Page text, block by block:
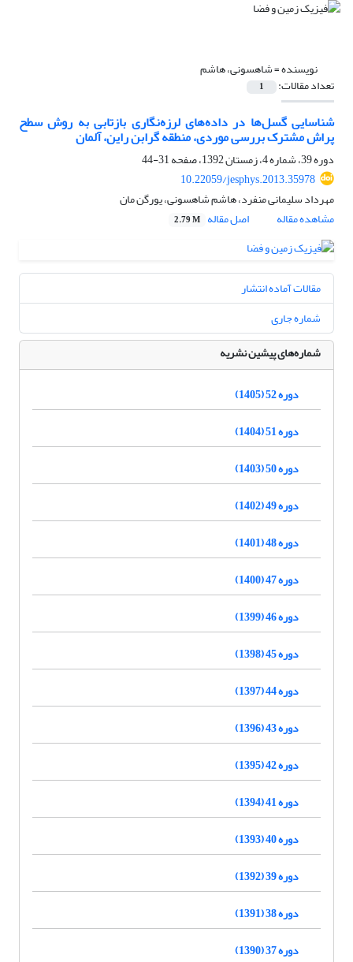
نویسنده =شاهسونی، هاشم
تعداد مقالات: 1
شناسایی گسل‌ها در داده‌های لرزه‌نگاری بازتابی به روش سطح
پراش مشترک بررسی موردی، منطقه گرابن راین، آلمان
دوره 39، شماره 4، زمستان 1392، صفحه
31-44
10.22059/jesphys.2013.35978
مهرداد سلیمانی منفرد، هاشم شاهسونی، یورگن مان
مشاهده مقاله
اصل مقاله 2.79 M
مقالات آماده انتشار
شماره جاری
شماره‌های پیشین نشریه
دوره 52 (1405)
دوره 51 (1404)
دوره 50 (1403)
دوره 49 (1402)
دوره 48 (1401)
دوره 47 (1400)
دوره 46 (1399)
دوره 45 (1398)
دوره 44 (1397)
دوره 43 (1396)
دوره 42 (1395)
دوره 41 (1394)
دوره 40 (1393)
دوره 39 (1392)
دوره 38 (1391)
دوره 37 (1390)